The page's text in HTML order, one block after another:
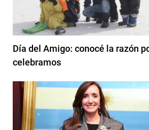
Día del Amigo: conocé la razón
celebramos